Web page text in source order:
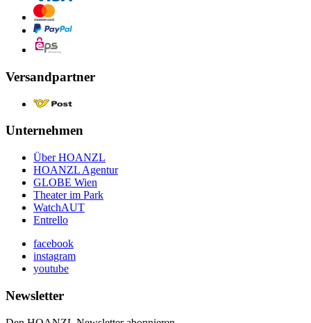
Versandpartner
Unternehmen
Über HOANZL
HOANZL Agentur
GLOBE Wien
Theater im Park
WatchAUT
Entrello
facebook
instagram
youtube
Newsletter